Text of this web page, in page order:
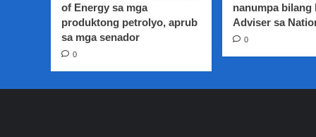
of Energy sa mga
produktong petrolyo, aprub
sa mga senador
0
nanumpa bilang
Adviser sa
0